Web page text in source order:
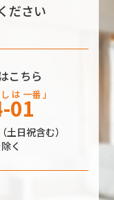
ださい
こちら
は 一番 」
01
日祝含む）
く